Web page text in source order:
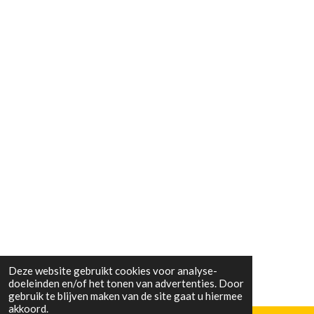
Deze website gebruikt cookies voor analyse-
doeleinden en/of het tonen van advertenties. Door
gebruik te blijven maken van de site gaat u hiermee
akkoord.